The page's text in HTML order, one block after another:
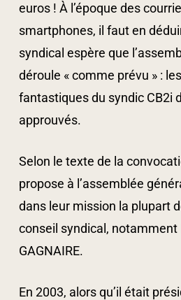
euros ! À l’époque des
smartphones, il faut en
syndical espère que
déroule « comme prévu » :
fantastiques du syndic CB2i
approuvés.
Selon le texte de la
propose à l’assemblée
dans leur mission la plupart
conseil syndical, notamment
GAGNAIRE.
En 2003, alors qu’il était